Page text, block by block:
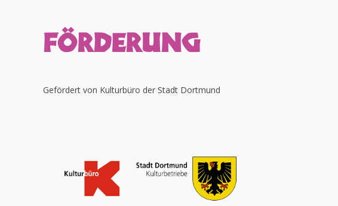
FÖRDERUNG
Gefördert von Kulturbüro der Stadt Dortmund